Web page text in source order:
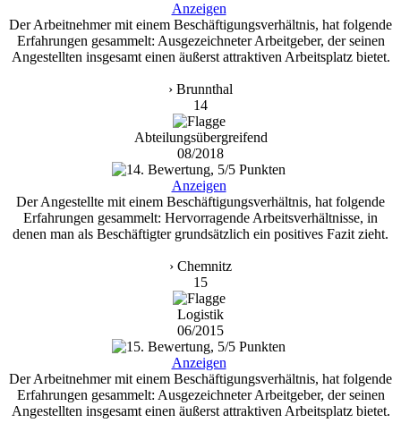
Anzeigen
Der Arbeitnehmer mit einem Beschäftigungsverhältnis, hat folgende
Erfahrungen gesammelt: Ausgezeichneter Arbeitgeber, der seinen
Angestellten insgesamt einen äußerst attraktiven Arbeitsplatz bietet.
› Brunnthal
14
Abteilungsübergreifend
08/2018
Anzeigen
Der Angestellte mit einem Beschäftigungsverhältnis, hat folgende
Erfahrungen gesammelt: Hervorragende Arbeitsverhältnisse, in
denen man als Beschäftigter grundsätzlich ein positives Fazit zieht.
› Chemnitz
15
Logistik
06/2015
Anzeigen
Der Arbeitnehmer mit einem Beschäftigungsverhältnis, hat folgende
Erfahrungen gesammelt: Ausgezeichneter Arbeitgeber, der seinen
Angestellten insgesamt einen äußerst attraktiven Arbeitsplatz bietet.